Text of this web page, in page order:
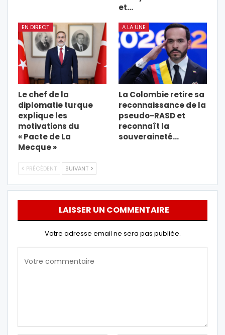
et…
EN DIRECT
Le chef de la
diplomatie turque
explique les
motivations du
« Pacte de La
Mecque »
A LA UNE
La Colombie retire sa
reconnaissance de la
pseudo-RASD et
reconnaît la
souveraineté…
PRÉCÉDENT SUIVANT
LAISSER UN COMMENTAIRE
Votre adresse email ne sera pas publiée.